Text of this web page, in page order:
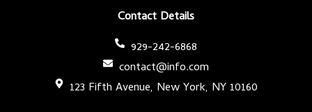
Contact Details
929-242-6868
contact@info.com
123 Fifth Avenue, New York, NY 10160